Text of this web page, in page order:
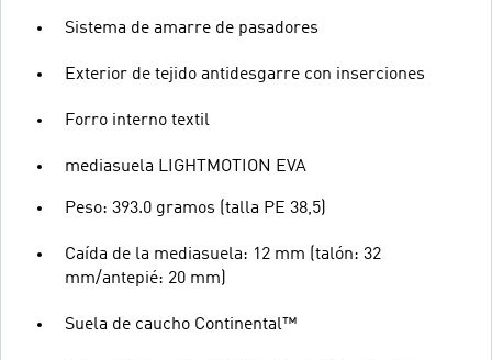
Sistema de amarre de pasadores
Exterior de tejido antidesgarre con inserciones
Forro interno textil
mediasuela LIGHTMOTION EVA
Peso: 393.0 gramos (talla PE 38,5)
Caída de la mediasuela: 12 mm (talón: 32
mm/antepié: 20 mm)
Suela de caucho Continental™